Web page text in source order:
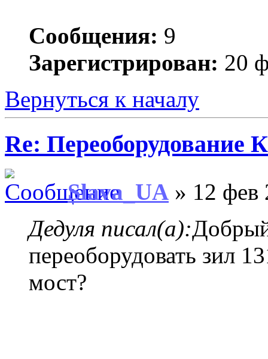
Сообщения: 9
Зарегистрирован: 20
Вернуться к началу
Re: Переоборудование
Slava_UA » 12 фев
Дедуля писал(а):
переоборудовать зил
мост?